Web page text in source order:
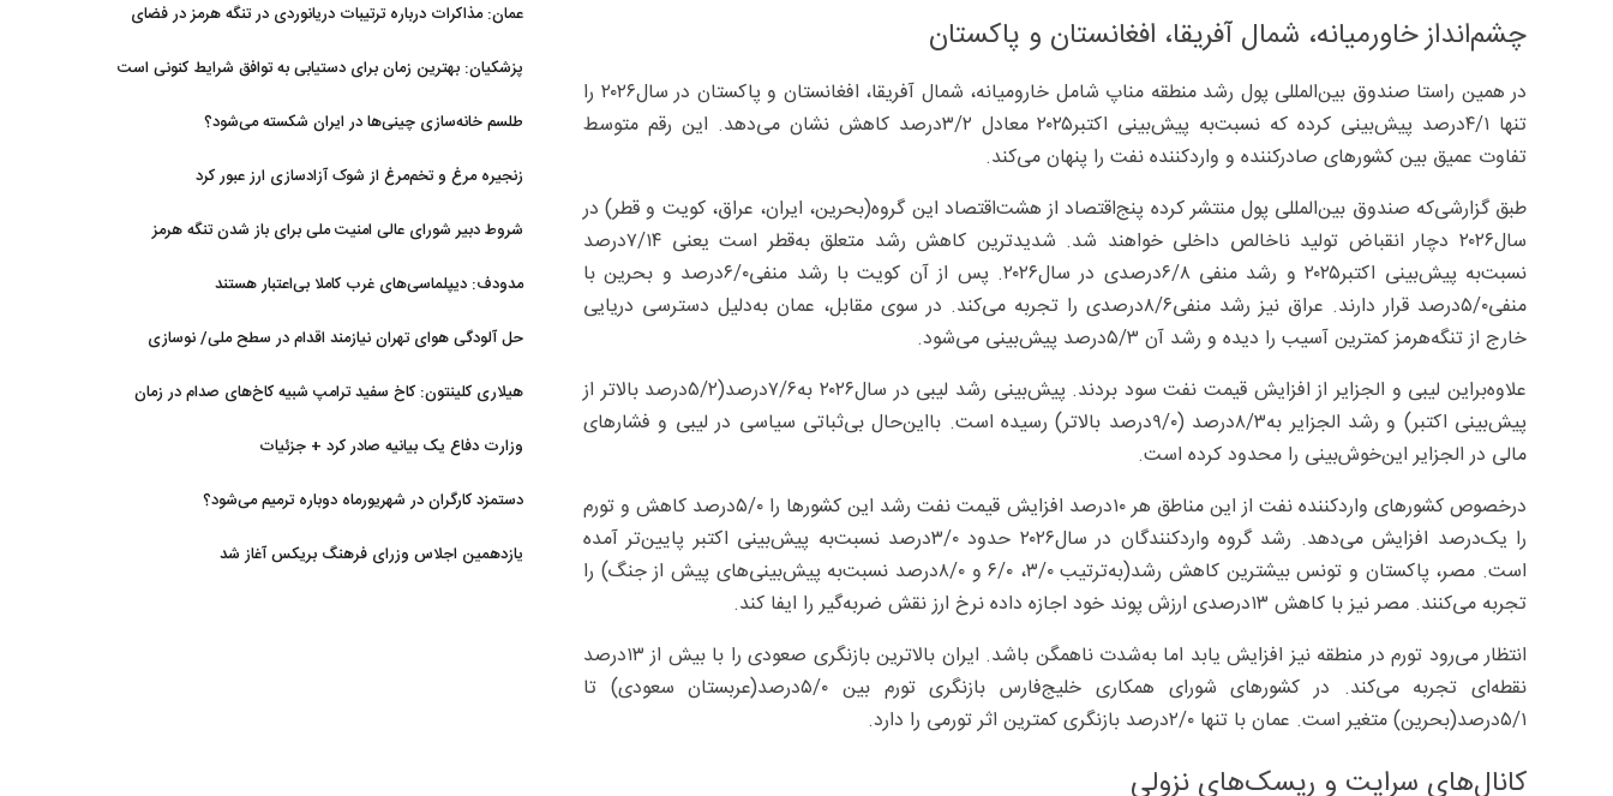
چشم‌انداز خاورمیانه، شمال آفریقا، افغانستان و پاکستان
در همین راستا صندوق بین‌المللی پول رشد منطقه مناپ شامل خارومیانه، شمال آفریقا، افغانستان و پاکستان در سال۲۰۲۶ را
تنها ۴/۱‌درصد پیش‌بینی کرده که نسبت‌به ‌پیش‌بینی اکتبر۲۰۲۵ معادل ۳/۲‌درصد کاهش نشان می‌دهد. این رقم متوسط
تفاوت عمیق بین کشورهای صادرکننده و واردکننده نفت را پنهان می‌کند.
طبق گزارشی‌که صندوق بین‌المللی پول منتشر کرده پنج‌اقتصاد از هشت‌اقتصاد این گروه(بحرین، ایران، عراق، کویت و قطر) در
سال۲۰۲۶ دچار انقباض تولید ناخالص داخلی خواهند شد. شدیدترین کاهش رشد متعلق به‌قطر است یعنی ۷/۱۴‌درصد
نسبت‌به ‌پیش‌بینی اکتبر۲۰۲۵ و رشد منفی ۶/۸‌درصدی در سال۲۰۲۶. پس از آن کویت با رشد منفی۶/۰‌درصد و بحرین با
منفی۵/۰‌درصد قرار دارند. عراق نیز رشد منفی۸/۶‌درصدی را تجربه می‌کند. در سوی مقابل، عمان به‌دلیل دسترسی دریایی
خارج از تنگه‌هرمز کمترین آسیب را دیده و رشد آن ۵/۳‌درصد پیش‌بینی می‌شود.
علاوه‌براین لیبی و الجزایر از افزایش قیمت نفت سود بردند. پیش‌بینی رشد لیبی در سال۲۰۲۶ به‌۷/۶‌درصد(۵/۲‌درصد بالاتر از
پیش‌بینی اکتبر) و رشد الجزایر به‌۸/۳‌درصد (۹/۰‌درصد بالاتر) رسیده است. بااین‌حال بی‌ثباتی سیاسی در لیبی و فشارهای
مالی در الجزایر این‌خوش‌بینی را محدود کرده است.
درخصوص کشورهای وارد‌کننده نفت از این مناطق هر ۱۰‌درصد افزایش قیمت نفت رشد این کشورها را ۵/۰‌درصد کاهش و تورم
را یک‌‌درصد افزایش می‌دهد. رشد گروه واردکنندگان در سال۲۰۲۶ حدود ۳/۰‌درصد نسبت‌به ‌پیش‌بینی اکتبر پایین‌تر آمده
است. مصر، پاکستان و تونس بیشترین کاهش رشد(به‌ترتیب ۳/۰، ۶/۰ و ۸/۰‌درصد نسبت‌به ‌پیش‌بینی‌های پیش از جنگ) را
تجربه می‌کنند. مصر نیز با کاهش ۱۳‌درصدی ارزش پوند خود اجازه داده نرخ ارز نقش ضربه‌گیر را ایفا کند.
انتظار می‌رود تورم در منطقه نیز افزایش یابد اما به‌شدت ناهمگن باشد. ایران بالاترین بازنگری صعودی را با بیش از ۱۳‌درصد
نقطه‌ای تجربه می‌کند. در کشورهای شورای همکاری خلیج‌فارس بازنگری تورم بین ۵/۰‌درصد(عربستان سعودی) تا
۵/۱‌درصد(بحرین) متغیر است. عمان با تنها ۲/۰‌درصد بازنگری کمترین اثر تورمی را دارد.
کانال‌های سرایت و ریسک‌های نزولی
عمان: مذاکرات درباره ترتیبات دریانوردی در تنگه هرمز در فضای
پزشکیان‌: بهترین زمان برای دستیابی به توافق شرایط کنونی است
طلسم خانه‌سازی چینی‌ها در ایران شکسته می‌شود؟
زنجیره مرغ و تخم‌مرغ از شوک آزادسازی ارز عبور کرد
شروط دبیر شورای عالی امنیت ملی برای باز شدن تنگه هرمز
مدودف: دیپلماسی‌های غرب کاملا بی‌اعتبار هستند
حل آلودگی هوای تهران نیازمند اقدام در سطح ملی/ نوسازی
هیلاری کلینتون: کاخ سفید ترامپ شبیه کاخ‌های صدام در زمان
وزارت دفاع یک بیانیه صادر کرد + جزئیات
دستمزد کارگران در شهریورماه دوباره ترمیم می‌شود؟
یازدهمین اجلاس وزرای فرهنگ بریکس آغاز شد